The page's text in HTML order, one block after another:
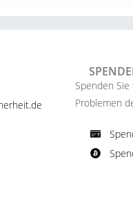
Spenden
Problemen